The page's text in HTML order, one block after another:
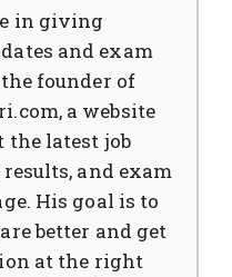
in giving
and exam
founder of
a website
the latest job
and exam
His goal is to
better and get
at the right